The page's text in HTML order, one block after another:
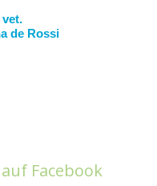
vet.
de Rossi
Facebook